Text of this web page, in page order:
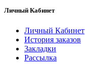
Личный Кабинет
Личный Кабинет
История заказов
Закладки
Рассылка